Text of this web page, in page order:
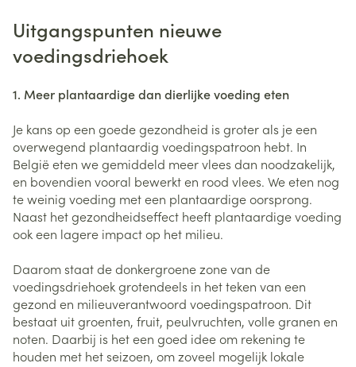
Uitgangspunten nieuwe
voedingsdriehoek
1. Meer plantaardige dan dierlijke voeding eten
Je kans op een goede gezondheid is groter als je een
overwegend plantaardig voedingspatroon hebt. In
België eten we gemiddeld meer vlees dan noodzakelijk,
en bovendien vooral bewerkt en rood vlees. We eten nog
te weinig voeding met een plantaardige oorsprong.
Naast het gezondheidseffect heeft plantaardige voeding
ook een lagere impact op het milieu.
Daarom staat de donkergroene zone van de
voedingsdriehoek grotendeels in het teken van een
gezond en milieuverantwoord voedingspatroon. Dit
bestaat uit groenten, fruit, peulvruchten, volle granen en
noten. Daarbij is het een goed idee om rekening te
houden met het seizoen, om zoveel mogelijk lokale